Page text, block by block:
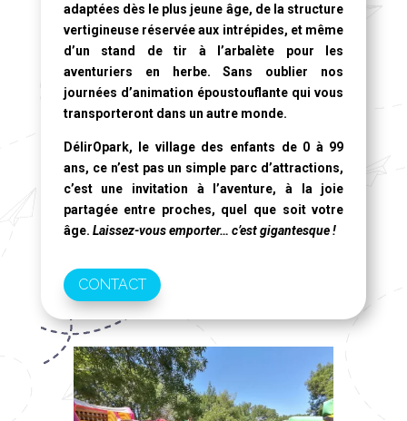
adaptées dès le plus jeune âge, de la structure
vertigineuse réservée aux intrépides, et même
d’un stand de tir à l’arbalète pour les
aventuriers en herbe. Sans oublier nos
journées d’animation époustouflante qui vous
transporteront dans un autre monde.
DélirOpark, le village des enfants de 0 à 99
ans, ce n’est pas un simple parc d’attractions,
c’est une invitation à l’aventure, à la joie
partagée entre proches, quel que soit votre
âge. Laissez-vous emporter… c’est gigantesque !
CONTACT